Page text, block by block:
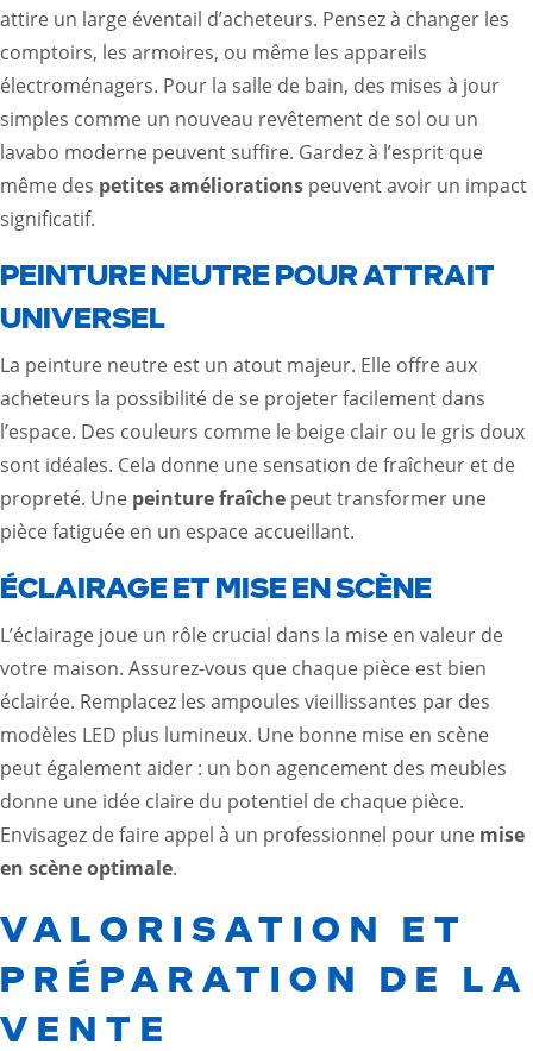
attire un large éventail d’acheteurs. Pensez à changer les
comptoirs, les armoires, ou même les appareils
électroménagers. Pour la salle de bain, des mises à jour
simples comme un nouveau revêtement de sol ou un
lavabo moderne peuvent suffire. Gardez à l’esprit que
même des petites améliorations peuvent avoir un impact
significatif.
PEINTURE NEUTRE POUR ATTRAIT
UNIVERSEL
La peinture neutre est un atout majeur. Elle offre aux
acheteurs la possibilité de se projeter facilement dans
l’espace. Des couleurs comme le beige clair ou le gris doux
sont idéales. Cela donne une sensation de fraîcheur et de
propreté. Une peinture fraîche peut transformer une
pièce fatiguée en un espace accueillant.
ÉCLAIRAGE ET MISE EN SCÈNE
L’éclairage joue un rôle crucial dans la mise en valeur de
votre maison. Assurez-vous que chaque pièce est bien
éclairée. Remplacez les ampoules vieillissantes par des
modèles LED plus lumineux. Une bonne mise en scène
peut également aider : un bon agencement des meubles
donne une idée claire du potentiel de chaque pièce.
Envisagez de faire appel à un professionnel pour une mise
en scène optimale.
VALORISATION ET
PRÉPARATION DE LA
VENTE